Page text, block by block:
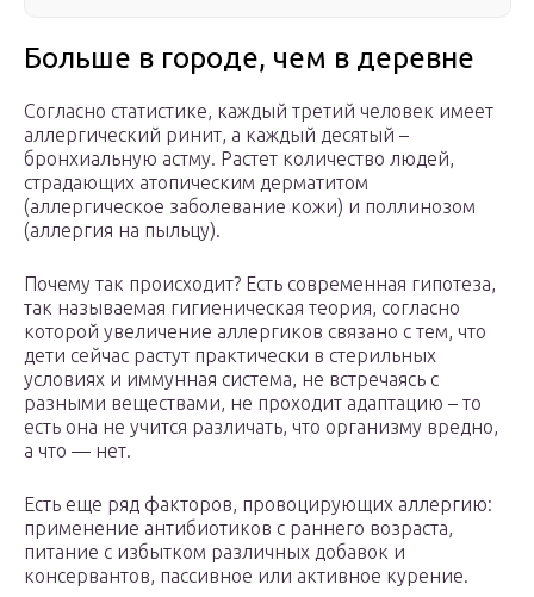
Больше в городе, чем в деревне
Согласно статистике, каждый третий человек имеет
аллергический ринит, а каждый десятый –
бронхиальную астму. Растет количество людей,
страдающих атопическим дерматитом
(аллергическое заболевание кожи) и поллинозом
(аллергия на пыльцу).
Почему так происходит? Есть современная гипотеза,
так называемая гигиеническая теория, согласно
которой увеличение аллергиков связано с тем, что
дети сейчас растут практически в стерильных
условиях и иммунная система, не встречаясь с
разными веществами, не проходит адаптацию – то
есть она не учится различать, что организму вредно,
а что — нет.
Есть еще ряд факторов, провоцирующих аллергию:
применение антибиотиков с раннего возраста,
питание с избытком различных добавок и
консервантов, пассивное или активное курение.